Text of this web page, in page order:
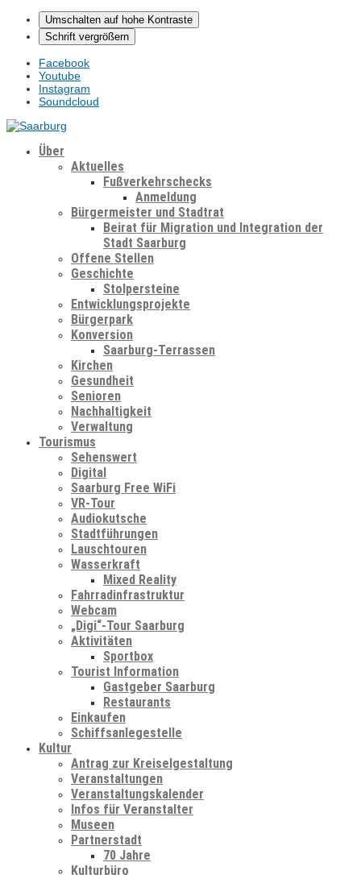
Umschalten auf hohe Kontraste
Schrift vergrößern
Facebook
Youtube
Instagram
Soundcloud
Über
Aktuelles
Fußverkehrschecks
Anmeldung
Bürgermeister und Stadtrat
Beirat für Migration und Integration der
Stadt Saarburg
Offene Stellen
Geschichte
Stolpersteine
Entwicklungsprojekte
Bürgerpark
Konversion
Saarburg-Terrassen
Kirchen
Gesundheit
Senioren
Nachhaltigkeit
Verwaltung
Tourismus
Sehenswert
Digital
Saarburg Free WiFi
VR-Tour
Audiokutsche
Stadtführungen
Lauschtouren
Wasserkraft
Mixed Reality
Fahrradinfrastruktur
Webcam
„Digi“-Tour Saarburg
Aktivitäten
Sportbox
Tourist Information
Gastgeber Saarburg
Restaurants
Einkaufen
Schiffsanlegestelle
Kultur
Antrag zur Kreiselgestaltung
Veranstaltungen
Veranstaltungskalender
Infos für Veranstalter
Museen
Partnerstadt
70 Jahre
Kulturbüro